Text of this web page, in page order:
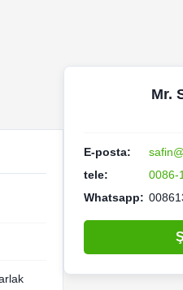
Mr.
E-posta:
tele:
0086-
Whatsapp: